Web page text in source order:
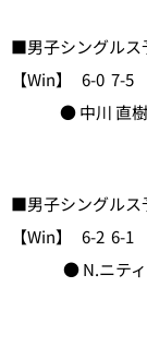
■男子シング
【Win】 6-0 7-5
● 中川 直樹（
■男子シングル
【Win】 6-2 6-1
● N.ニティタ